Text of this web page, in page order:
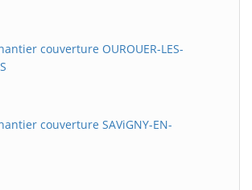
couverture OUROUER-LES-
couverture SAViGNY-EN-